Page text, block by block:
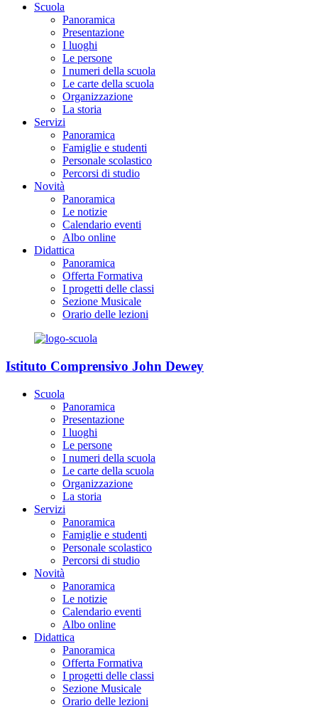
Scuola
Panoramica
Presentazione
I luoghi
Le persone
I numeri della scuola
Le carte della scuola
Organizzazione
La storia
Servizi
Panoramica
Famiglie e studenti
Personale scolastico
Percorsi di studio
Novità
Panoramica
Le notizie
Calendario eventi
Albo online
Didattica
Panoramica
Offerta Formativa
I progetti delle classi
Sezione Musicale
Orario delle lezioni
Istituto Comprensivo John Dewey
Scuola
Panoramica
Presentazione
I luoghi
Le persone
I numeri della scuola
Le carte della scuola
Organizzazione
La storia
Servizi
Panoramica
Famiglie e studenti
Personale scolastico
Percorsi di studio
Novità
Panoramica
Le notizie
Calendario eventi
Albo online
Didattica
Panoramica
Offerta Formativa
I progetti delle classi
Sezione Musicale
Orario delle lezioni